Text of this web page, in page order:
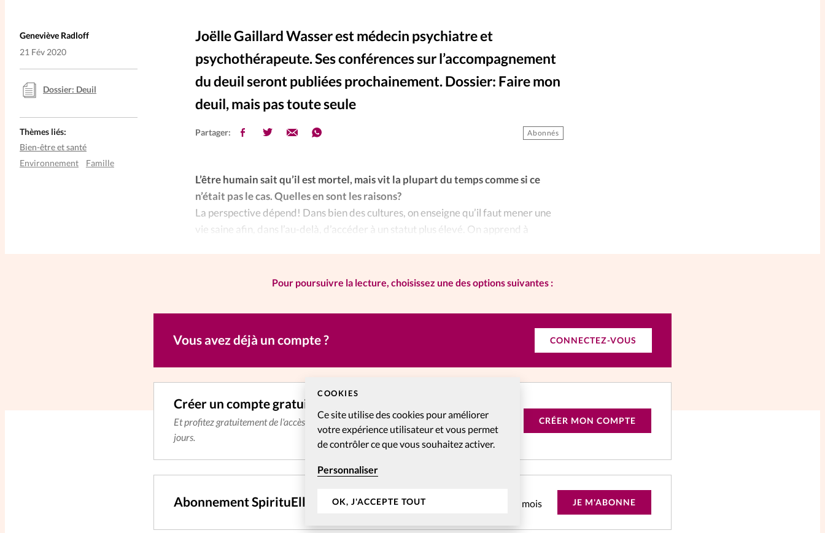
COOKIES
Ce site utilise des cookies pour améliorer
votre expérience utilisateur et vous permet
de contrôler ce que vous souhaitez activer.
Personnaliser
OK, J'ACCEPTE TOUT
Joëlle Gaillard Wasser est médecin psychiatre et
psychothérapeute. Ses conférences sur l’accompagnement
du deuil seront publiées prochainement. Dossier: Faire mon
deuil, mais pas toute seule
Geneviève Radloff
21 Fév 2020
Partager: Abonnés
L’être humain sait qu’il est mortel, mais vit la plupart du temps comme si ce
n’était pas le cas. Quelles en sont les raisons?
La perspective dépend! Dans bien des cultures, on enseigne qu’il faut mener une
vie saine afin, dans l’au-delà, d’accéder à un statut plus élevé. On apprend à
Dossier: Deuil
Thèmes liés:
Bien-être et santé
Environnement
Famille
Pour poursuivre la lecture, choisissez une des options suivantes :
Vous avez déjà un compte ? CONNECTEZ-VOUS
Créer un compte gratuitement
Et profitez gratuitement de l'accès aux articles web réservés aux abonnés pendant 14
jours.
CRÉER MON COMPTE
Abonnement SpirituElles Web mensuel CHF pendant 1 mois JE M'ABONNE